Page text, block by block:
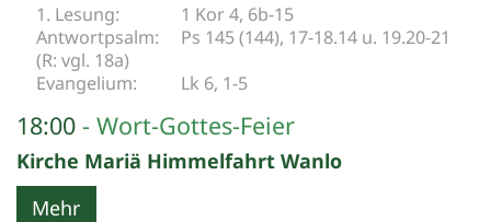
1 Kor 4, 6b-15
Ps 145 (144), 17-18.14 u. 19.20-21
(R: vgl. 18a)
Lk 6, 1-5
18:00 Wort-Gottes-Feier
Kirche Mariä Himmelfahrt Wanlo
Mehr